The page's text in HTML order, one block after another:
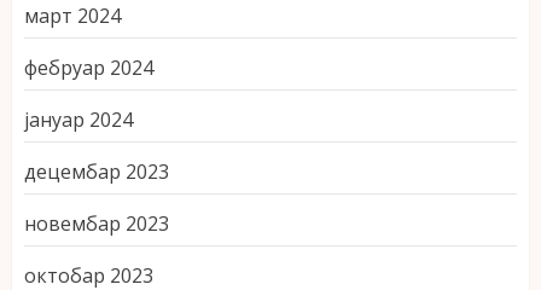
март 2024
фебруар 2024
јануар 2024
децембар 2023
новембар 2023
октобар 2023